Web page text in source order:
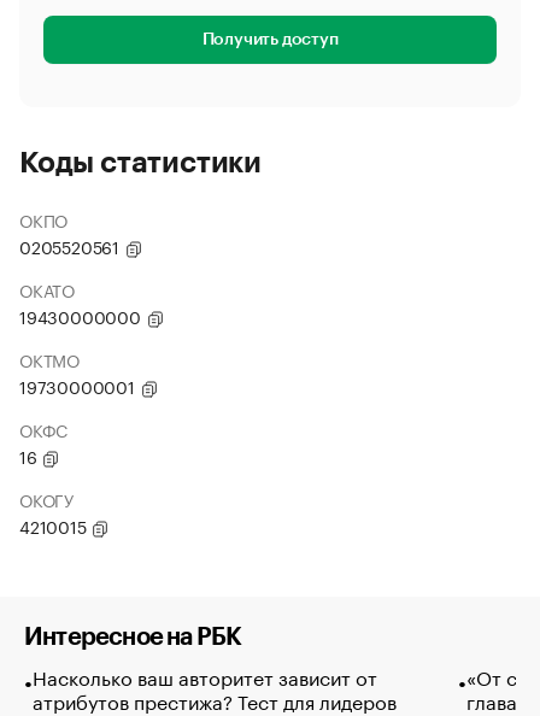
Получить доступ
Коды статистики
ОКПО
0205520561
ОКАТО
19430000000
ОКТМО
19730000001
ОКФС
16
ОКОГУ
4210015
Интересное на РБК
Насколько ваш авторитет зависит от
атрибутов престижа? Тест для лидеров
«От
глава